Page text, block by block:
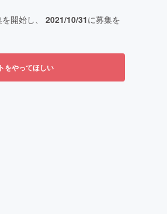
開始し、 2021/10/31に募集を
をやってほしい